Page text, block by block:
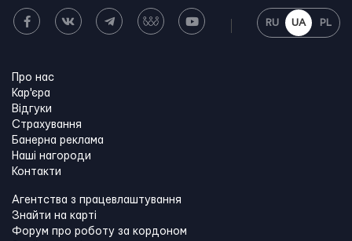
RU UA PL
Про нас
Кар'єра
Відгуки
Страхування
Банерна реклама
Наші нагороди
Контакти
Агентства з працевлаштування
Знайти на карті
Форум про роботу за кордоном